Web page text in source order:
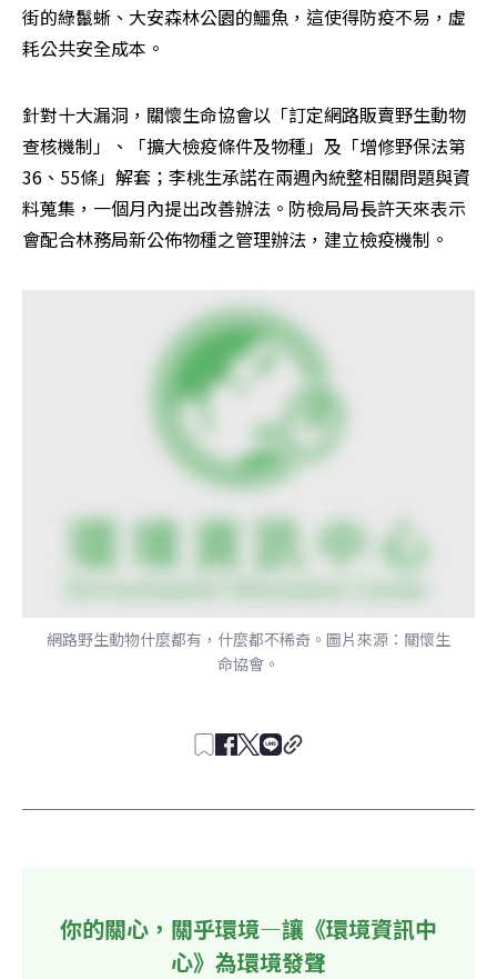
街的綠鬣蜥、大安森林公園的鱷魚，這使得防疫不易，虛
耗公共安全成本。
針對十大漏洞，關懷生命協會以「訂定網路販賣野生動物
查核機制」、「擴大檢疫條件及物種」及「增修野保法第
36、55條」解套；李桃生承諾在兩週內統整相關問題與資
料蒐集，一個月內提出改善辦法。防檢局局長許天來表示
會配合林務局新公佈物種之管理辦法，建立檢疫機制。
網路野生動物什麼都有，什麼都不稀奇。圖片來源：關懷生
命協會。
你的關心，關乎環境—讓《環境資訊中
心》為環境發聲